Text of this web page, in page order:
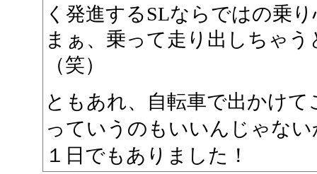
く発進するSLならではの乗
まぁ、乗って走り出しちゃ
（笑）
ともあれ、自転車で出かけ
っていうのもいいんじゃな
１日でもありました！